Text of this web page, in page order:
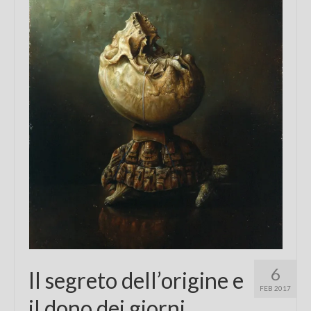
Chi sono
FAQ
Contatti
6
FEB 2017
Il segreto dell’origine e